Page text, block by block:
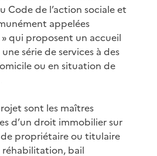
Code de l’action sociale et
appelées
qui proposent un accueil
série de services à des
ou en situation de
sont les maîtres
d’un droit immobilier sur
propriétaire ou titulaire
bail